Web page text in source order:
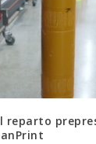
reparto